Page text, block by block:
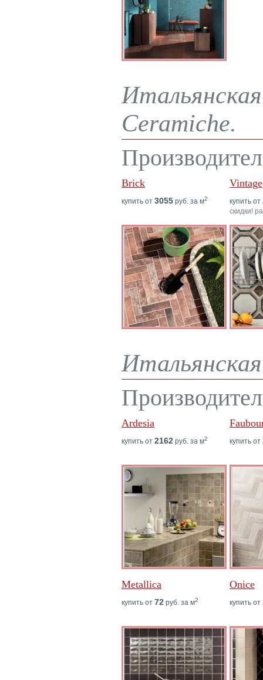
Ceramiche.
Brick
купить от 3055 руб. за м2
Vintage
купить от
скидки!
Ardesia
купить от 2162 руб. за м2 купить от
Metallica
купить от 72 руб. за м2
Onice
купить от